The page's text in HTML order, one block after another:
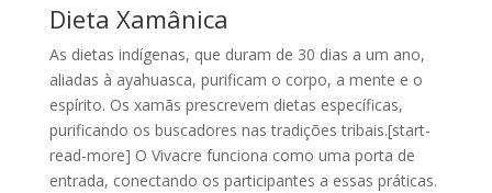
Dieta Xamânica
As dietas indígenas, que duram de 30 dias a um ano,
aliadas à ayahuasca, purificam o corpo, a mente e o
espírito. Os xamãs prescrevem dietas específicas,
purificando os buscadores nas tradições tribais.[start-
read-more] O Vivacre funciona como uma porta de
entrada, conectando os participantes a essas práticas.